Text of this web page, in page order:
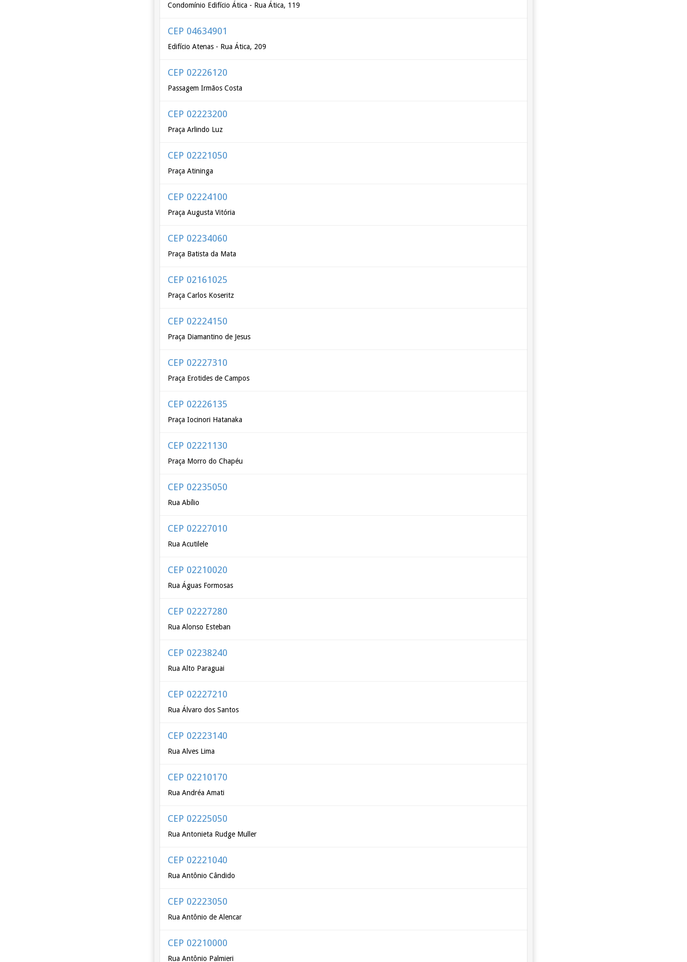
Condomínio Edifício Ática - Rua Ática, 119
CEP 04634901
Edifício Atenas - Rua Ática, 209
CEP 02226120
Passagem Irmãos Costa
CEP 02223200
Praça Arlindo Luz
CEP 02221050
Praça Atininga
CEP 02224100
Praça Augusta Vitória
CEP 02234060
Praça Batista da Mata
CEP 02161025
Praça Carlos Koseritz
CEP 02224150
Praça Diamantino de Jesus
CEP 02227310
Praça Erotides de Campos
CEP 02226135
Praça Iocinori Hatanaka
CEP 02221130
Praça Morro do Chapéu
CEP 02235050
Rua Abílio
CEP 02227010
Rua Acutilele
CEP 02210020
Rua Águas Formosas
CEP 02227280
Rua Alonso Esteban
CEP 02238240
Rua Alto Paraguai
CEP 02227210
Rua Álvaro dos Santos
CEP 02223140
Rua Alves Lima
CEP 02210170
Rua Andréa Amati
CEP 02225050
Rua Antonieta Rudge Muller
CEP 02221040
Rua Antônio Cândido
CEP 02223050
Rua Antônio de Alencar
CEP 02210000
Rua Antônio Palmieri